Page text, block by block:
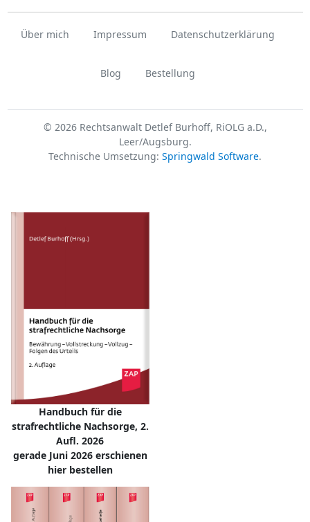
Über mich Impressum Datenschutzerklärung
Blog Bestellung
© 2026 Rechtsanwalt Detlef Burhoff, RiOLG a.D.,
Leer/Augsburg.
Technische Umsetzung: Springwald Software.
Handbuch für die
strafrechtliche Nachsorge, 2.
Aufl. 2026
gerade Juni 2026 erschienen
hier bestellen